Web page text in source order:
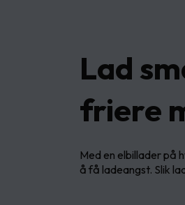
Lad
friere
Med en elbillader på
å få ladeangst. Slik